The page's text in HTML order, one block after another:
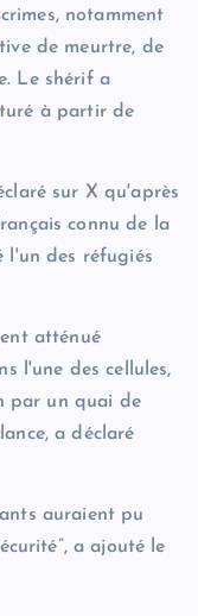
notamment
de meurtre, de
Le shérif a
à partir de
sur X qu'après
connu de la
l'un des réfugiés
atténué
l'une des cellules,
par un quai de
a déclaré
auraient pu
a ajouté le